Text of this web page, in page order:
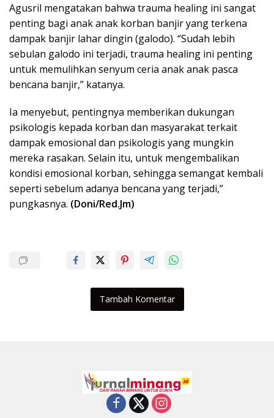
Agusril mengatakan bahwa trauma healing ini sangat
penting bagi anak anak korban banjir yang terkena
dampak banjir lahar dingin (galodo). “Sudah lebih
sebulan galodo ini terjadi, trauma healing ini penting
untuk memulihkan senyum ceria anak anak pasca
bencana banjir,” katanya.
Ia menyebut, pentingnya memberikan dukungan
psikologis kepada korban dan masyarakat terkait
dampak emosional dan psikologis yang mungkin
mereka rasakan. Selain itu, untuk mengembalikan
kondisi emosional korban, sehingga semangat kembali
seperti sebelum adanya bencana yang terjadi,”
pungkasnya. (Doni/Red.Jm)
Tambah Komentar